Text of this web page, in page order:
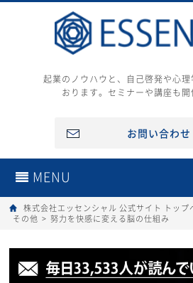
起業のノウハウと、自己啓発や心
おります。セミナーや講座も開
お問い合わせ
MENU
株式会社エッセンシャル 公式サイト トップ
その他 > 努力を快感に変える脳の仕組み